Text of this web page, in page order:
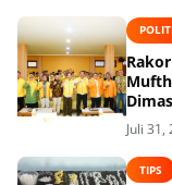
Juli 31,
TIPS